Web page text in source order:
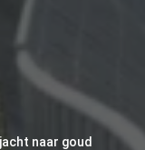
naar goud